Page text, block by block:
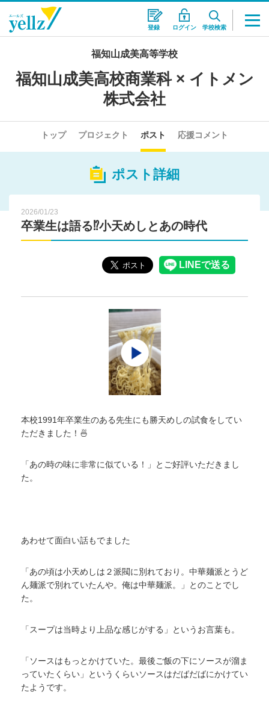
登録 ログイン 学校検索
福知山成美高等学校
福知山成美高校商業科 × イトメン
株式会社
トップ プロジェクト ポスト 応援コメント
ポスト詳細
2026/01/23
卒業生は語る⁉︎小天めしとあの時代
本校1991年卒業生のある先生にも勝天めしの試食をしてい
ただきました！🍜
「あの時の味に非常に似ている！」とご好評いただきまし
た。
あわせて面白い話もでました
「あの頃は小天めしは２派閥に別れており。中華麺派とうど
ん麺派で別れていたんや。俺は中華麺派。」とのことでし
た。
「スープは当時より上品な感じがする」というお言葉も。
「ソースはもっとかけていた。最後ご飯の下にソースが溜ま
っていたくらい」というくらいソースはだばだばにかけてい
たようです。